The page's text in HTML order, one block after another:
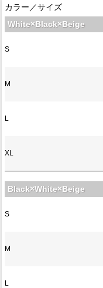
カラー／サイズ
White×Black×Beige
S
M
L
XL
Black×White×Beige
S
M
L